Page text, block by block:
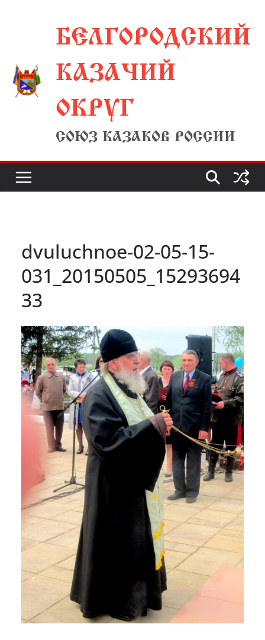
содержимомуБЕЛГОРОДСКИЙ
КАЗАЧИЙ
ОКРУГ
СОЮЗ КАЗАКОВ РОССИИ
dvuluchnoe-02-05-15-
031_20150505_15293694
33